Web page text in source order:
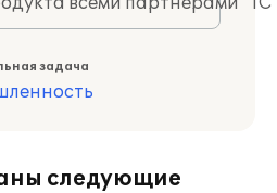
задача
следующие